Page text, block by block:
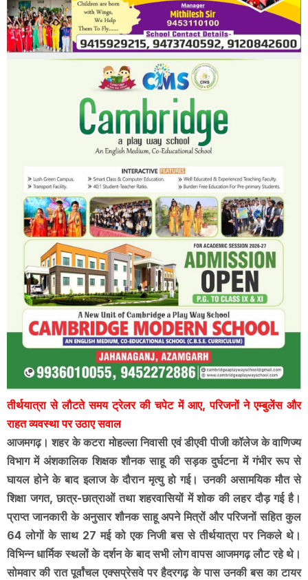
तीर्थयात्रा से लौटते समय ट्रेलर की चपेट में आए, परिजनों ने एम्बुलेंस और
राहत व्यवस्था पर उठाए सवाल
आजमगढ़। शहर के कटरा मोहल्ला निवासी एवं डीएवी पीजी कॉलेज के वाणिज्य
विभाग में अंशकालिक शिक्षक शौनक साहू की सड़क दुर्घटना में गंभीर रूप से
घायल होने के बाद इलाज के दौरान मृत्यु हो गई। उनकी असामयिक मौत से
शिक्षा जगत, छात्र-छात्राओं तथा शहरवासियों में शोक की लहर दौड़ गई है।
प्राप्त जानकारी के अनुसार शौनक साहू अपने मित्रों और परिजनों सहित कुल
64 लोगों के साथ 27 मई को एक निजी बस से तीर्थयात्रा पर निकले थे।
विभिन्न धार्मिक स्थलों के दर्शन के बाद सभी लोग वापस आजमगढ़ लौट रहे थे।
सोमवार की रात पूर्वांचल एक्सप्रेसवे पर हैदरगढ़ के पास उनकी बस का टायर